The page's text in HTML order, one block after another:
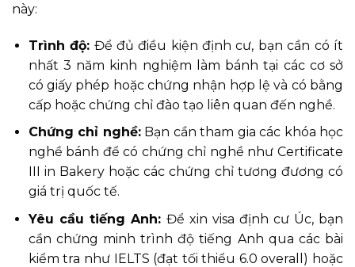
này:
Trình độ: Để đủ điều kiện định cư, bạn cần có ít
nhất 3 năm kinh nghiệm làm bánh tại các cơ sở
có giấy phép hoặc chứng nhận hợp lệ và có bằng
cấp hoặc chứng chỉ đào tạo liên quan đến nghề.
Chứng chỉ nghề:Bạn cần tham gia các khóa học
nghề bánh để có chứng chỉ nghề như Certificate
III in Bakery hoặc các chứng chỉ tương đương có
giá trị quốc tế.
Yêu cầu tiếng Anh: Để xin visa định cư Úc, bạn
cần chứng minh trình độ tiếng Anh qua các bài
kiểm tra như IELTS (đạt tối thiểu 6.0 overall) hoặc